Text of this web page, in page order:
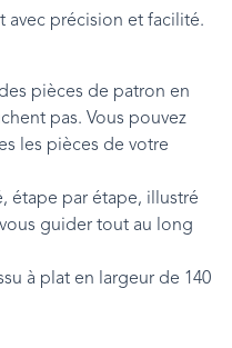
avec précision et facilité.
pièces de patron en
pas. Vous pouvez
les pièces de votre
étape par étape, illustré
guider tout au long
à plat en largeur de 140